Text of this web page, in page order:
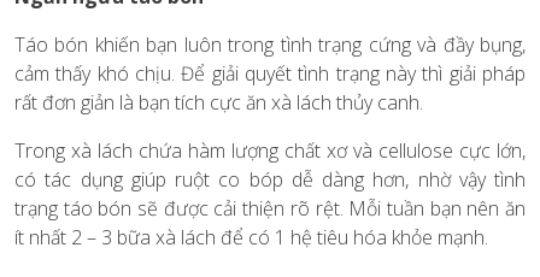
Táo bón khiến bạn luôn trong tình trạng cứng và đầy bụng,
cảm thấy khó chịu. Để giải quyết tình trạng này thì giải pháp
rất đơn giản là bạn tích cực ăn xà lách thủy canh.
Trong xà lách chứa hàm lượng chất xơ và cellulose cực lớn,
có tác dụng giúp ruột co bóp dễ dàng hơn, nhờ vậy tình
trạng táo bón sẽ được cải thiện rõ rệt. Mỗi tuần bạn nên ăn
ít nhất 2 – 3 bữa xà lách để có 1 hệ tiêu hóa khỏe mạnh.